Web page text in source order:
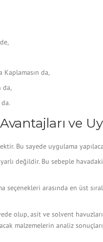
Kaplamasın da,
da,
da.
ve
Bu sayede uygulama
değildir. Bu sebeple
arasında en üst
olup, asit ve solvent
malzemelerin analiz